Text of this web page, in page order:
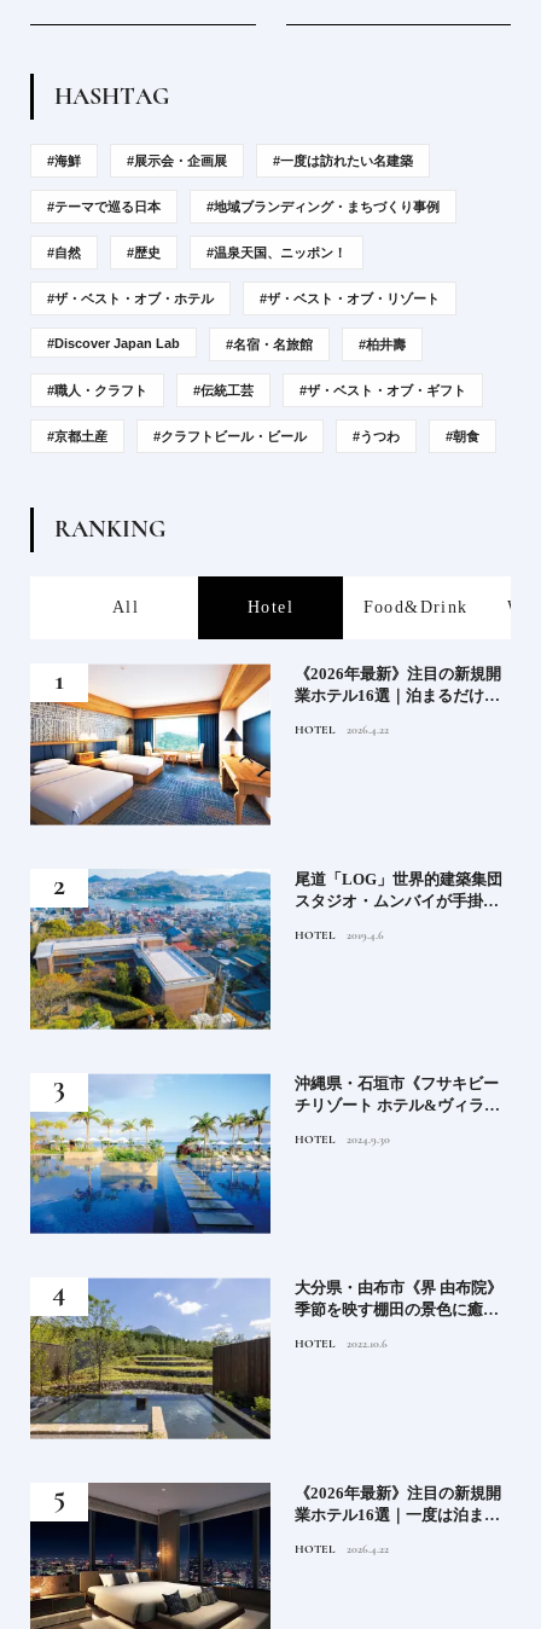
HASHTAG
#海鮮 #展示会・企画展 #一度は訪れたい名建築
#テーマで巡る日本 #地域ブランディング・まちづくり事例
#自然 #歴史 #温泉天国、ニッポン！
#ザ・ベスト・オブ・ホテル #ザ・ベスト・オブ・リゾート
#Discover Japan Lab #名宿・名旅館 #柏井壽
#職人・クラフト #伝統工芸 #ザ・ベスト・オブ・ギフト
#京都土産 #クラフトビール・ビール #うつわ #朝食
RANKING
All Hotel Food&Drink
《2026年最新》注目の新規開
業ホテル16選｜泊まるだけで
ル
HOTEL 2026.4.22
尾道「LOG」世界的建築集団
スタジオ・ムンバイが手掛け
HOTEL 2019.4.6
沖縄県・石垣市《フサキビー
チリゾート ホテル&ヴィラ
でゆるりと島時間を楽しむ
HOTEL 2024.9.30
大分県・由布市《界 由布院》
季節を映す棚田の景色に癒さ
HOTEL 2022.10.6
《2026年最新》注目の新規開
業ホテル16選｜一度は泊まり
ホテル
HOTEL 2026.4.22